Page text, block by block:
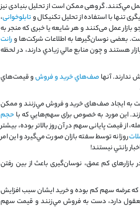
مي‌كنند. گروهی ممکن است از تحلیل بنیادی نیز
تنها با استفاده از تحلیل تکنیکال وتابلوخوانی،
عمل می‌کنند و هر شایعه یا خبری که منجر به
بعضی نوسان‌گیرها به اطلاعات شرکت‌ها ورانت
هستند و چون منابع مالي زيادي دارند، در لحظه
آنها صف‌هاي خريد و فروشو قيمت‌هاي
به ايجاد صف‌های خرید و فروش مي‌زنند و ممكن
اين مورد به خصوص برای سهم‌هايي که با حجم
قیمت پایانی سهم در آن روز بالاتر بوده، بيشتر
روزانه توسط سفته بازان صورت مي‌گيرد و اين امر
رانتي نيستند!
بازارهای کم عمق، نوسان‌گیری باعث از بین رفتن
عرضه سهم كم بوده و خريد ايشان سبب افزايش
دارد، دست به فروش مي‌زنند و قيمت سهم